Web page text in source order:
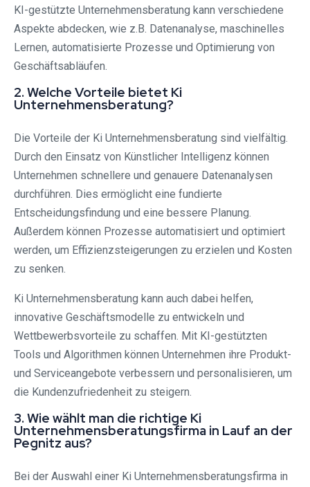
KI-gestützte Unternehmensberatung kann verschiedene
Aspekte abdecken, wie z.B. Datenanalyse, maschinelles
Lernen, automatisierte Prozesse und Optimierung von
Geschäftsabläufen.
2. Welche Vorteile bietet Ki
Unternehmensberatung?
Die Vorteile der Ki Unternehmensberatung sind vielfältig.
Durch den Einsatz von Künstlicher Intelligenz können
Unternehmen schnellere und genauere Datenanalysen
durchführen. Dies ermöglicht eine fundierte
Entscheidungsfindung und eine bessere Planung.
Außerdem können Prozesse automatisiert und optimiert
werden, um Effizienzsteigerungen zu erzielen und Kosten
zu senken.
Ki Unternehmensberatung kann auch dabei helfen,
innovative Geschäftsmodelle zu entwickeln und
Wettbewerbsvorteile zu schaffen. Mit KI-gestützten
Tools und Algorithmen können Unternehmen ihre Produkt-
und Serviceangebote verbessern und personalisieren, um
die Kundenzufriedenheit zu steigern.
3. Wie wählt man die richtige Ki
Unternehmensberatungsfirma in Lauf an der
Pegnitz aus?
Bei der Auswahl einer Ki Unternehmensberatungsfirma in